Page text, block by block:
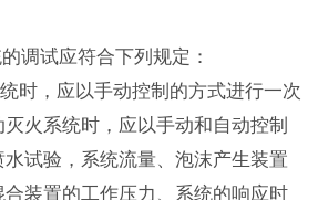
调试应符合下列规定：
时，应以手动控制的方式进行一次
火系统时，应以手动和自动控制
试验，系统流量、泡沫产生装置
装置的工作压力、系统的响应时